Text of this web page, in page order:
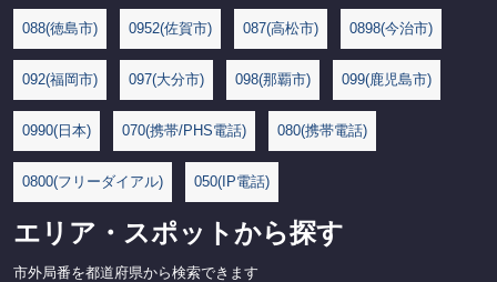
088(徳島市) 0952(佐賀市) 087(高松市) 0898(今治市)
092(福岡市) 097(大分市) 098(那覇市) 099(鹿児島市)
0990(日本) 070(携帯/PHS電話) 080(携帯電話)
0800(フリーダイアル) 050(IP電話)
エリア・スポットから探す
市外局番を都道府県から検索できます